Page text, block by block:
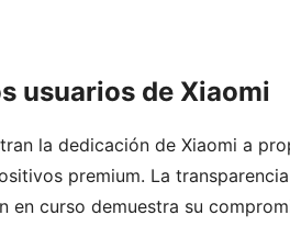
usuarios de Xiaomi
la dedicación de Xiaomi a
premium. La
en curso demuestra su